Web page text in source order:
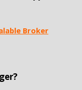
Broker